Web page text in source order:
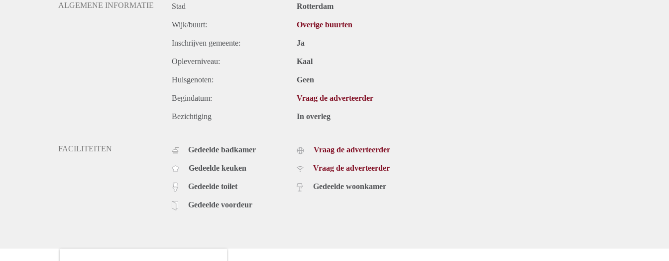
ALGEMENE INFORMATIE Stad Rotterdam
Wijk/buurt: Overige buurten
Inschrijven gemeente: Ja
Opleverniveau: Kaal
Huisgenoten: Geen
Begindatum: Vraag de adverteerder
Bezichtiging In overleg
FACILITEITEN Gedeelde badkamer
Gedeelde keuken
Gedeelde toilet
Gedeelde voordeur
Vraag de adverteerder
Vraag de adverteerder
Gedeelde woonkamer